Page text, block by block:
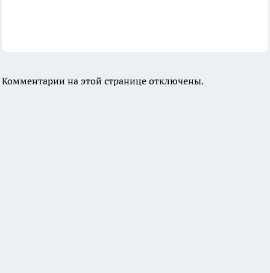
Комментарии на этой странице отключены.